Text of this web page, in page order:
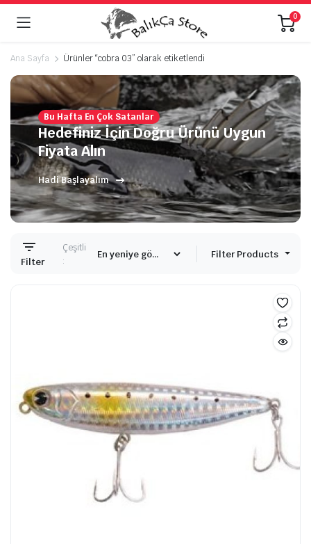
0
Ana Sayfa Ürünler “cobra 03” olarak etiketlendi
Bu Hafta En Çok Satanlar
Hedefiniz İçin Doğru Ürünü Uygun
Fiyata Alın
Hadi Başlayalım
Filter
Çeşitli
:
Filter Products